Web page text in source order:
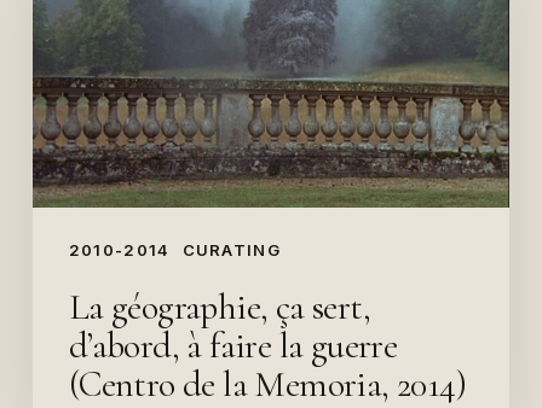
2010-2014 CURATING
sert,
d’abord,
à
faire
la
guerre
(Centro
Memoria,
2014)
La géographie, ça sert,
d’abord, à faire la guerre
(Centro de la Memoria, 2014)